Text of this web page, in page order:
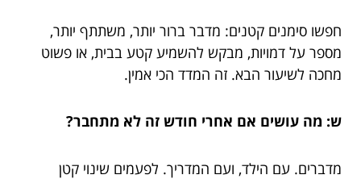
חפשו סימנים קטנים: מדבר ברור יותר, משתתף יותר,
מספר על דמויות, מבקש להשמיע קטע בבית, או פשוט
מחכה לשיעור הבא. זה המדד הכי אמין.
ש: מה עושים אם אחרי חודש זה לא מתחבר?
מדברים. עם הילד, ועם המדריך. לפעמים שינוי קטן